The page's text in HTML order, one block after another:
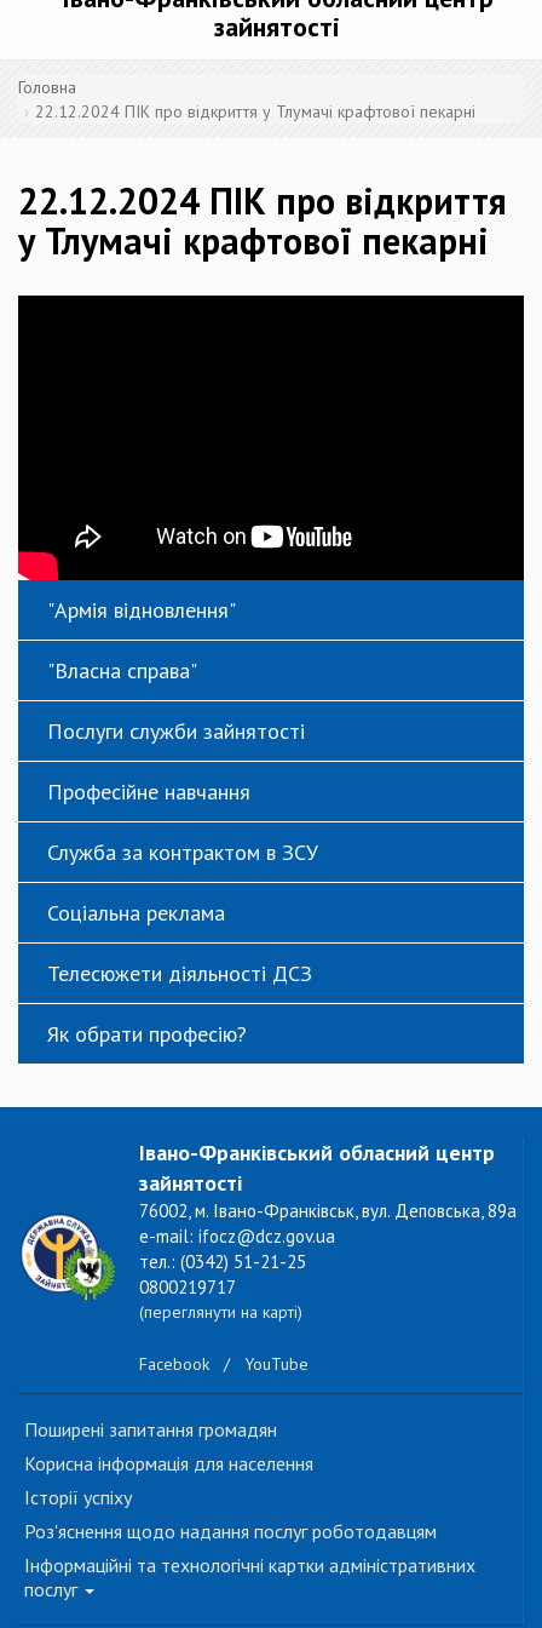
зайнятості
Головна
22.12.2024 ПІК про відкриття у Тлумачі крафтової пекарні
22.12.2024 ПІК про відкриття
у Тлумачі крафтової пекарні
"Армія відновлення"
"Власна справа"
Послуги служби зайнятості
Професійне навчання
Служба за контрактом в ЗСУ
Соціальна реклама
Телесюжети діяльності ДСЗ
Як обрати професію?
Івано-Франківський обласний центр
зайнятості
76002, м. Івано-Франківськ, вул. Деповська, 89а
e-mail: ifocz@dcz.gov.ua
тел.: (0342) 51-21-25
0800219717
(переглянути на карті)
Facebook / YouTube
Поширені запитання громадян
Корисна інформація для населення
Історії успіху
Роз'яснення щодо надання послуг роботодавцям
Інформаційні та технологічні картки адміністративних
послуг